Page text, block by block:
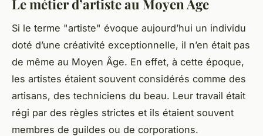
Le métier d’artiste au Moyen Âge
Si le terme "artiste" évoque aujourd’hui un individu
doté d’une créativité exceptionnelle, il n’en était pas
de même au Moyen Âge. En effet, à cette époque,
les artistes étaient souvent considérés comme des
artisans, des techniciens du beau. Leur travail était
régi par des règles strictes et ils étaient souvent
membres de guildes ou de corporations.